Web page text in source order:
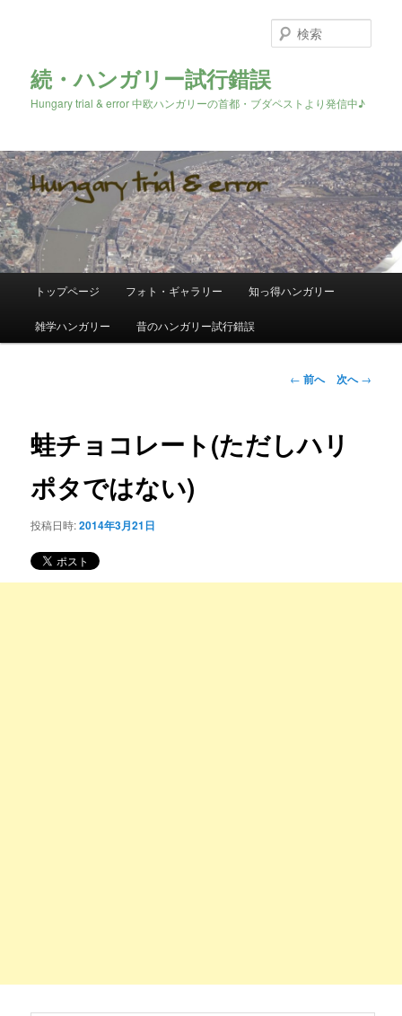
続・ハンガリー試行錯誤
Hungary trial & error 中欧ハンガリーの首都・ブダペストより発信中♪
索
メ
メ
イ
ン
テ
ン
ツ
トップページ フォト・ギャラリー 知っ得ハンガリー
雑学ハンガリー 昔のハンガリー試行錯誤
投
ゲ
← 前へ 次へ→
蛙チョコレート(ただしハリ
ポタではない)
投稿日時:2014年3月21日